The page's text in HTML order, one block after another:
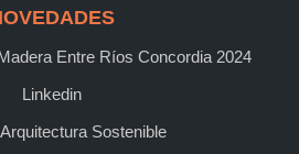
Entre Ríos Concordia 2024
Linkedin
Sostenible